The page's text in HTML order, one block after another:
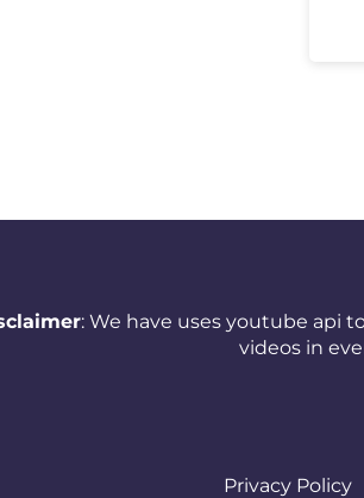
Panama
: We have uses youtube api
videos in
Privacy Policy